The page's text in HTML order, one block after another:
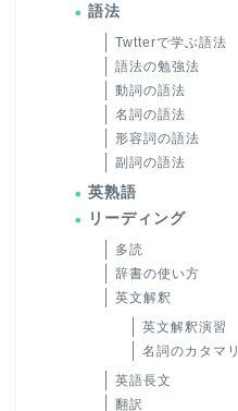
語法
Twtterで学ぶ語法
語法の勉強法
動詞の語法
名詞の語法
形容詞の語法
副詞の語法
英熟語
リーディング
多読
辞書の使い方
英文解釈
英文解釈演習
名詞のカタマリ
英語長文
翻訳